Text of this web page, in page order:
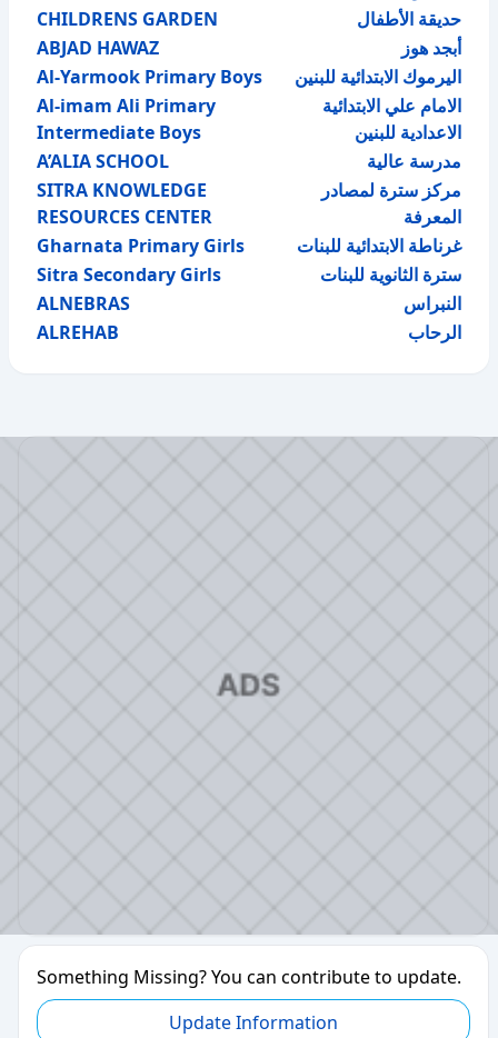
CHILDRENS GARDEN
حديقة الأطفال
ABJAD HAWAZ
أبجد هوز
Al-Yarmook Primary Boys
اليرموك الابتدائية للبنين
Al-imam Ali Primary
Intermediate Boys
الامام علي الابتدائية
الاعدادية للبنين
A’ALIA SCHOOL
مدرسة عالية
SITRA KNOWLEDGE
RESOURCES CENTER
مركز سترة لمصادر
المعرفة
Gharnata Primary Girls
غرناطة الابتدائية للبنات
Sitra Secondary Girls
سترة الثانوية للبنات
ALNEBRAS
النبراس
ALREHAB
الرحاب
Something Missing? You can contribute to update.
Update Information